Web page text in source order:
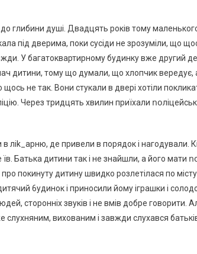
глибини душі. Двадцять років тому
під дверима, поки сусіди не зрозуміли, що
У багатоквартирному будинку вже другий
дитини, тому що думали, що хлопчик вepeдує,
щось не так. Вони стукали в двері хотіли
Через тридцять хвилин приїхали
лik_apню, де привели в порядок і нагодували.
їв. Батька дитини так і не знайшли, а його мати
покинуту дитину швидко розлетілася по місту
6удинок і приносили йому іграшки і
сторонніх звуків і не вмів добре говорити.
слухняним, вихованим і завжди слухався